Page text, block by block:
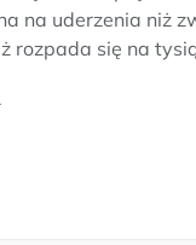
na uderzenia niż
rozpada się na